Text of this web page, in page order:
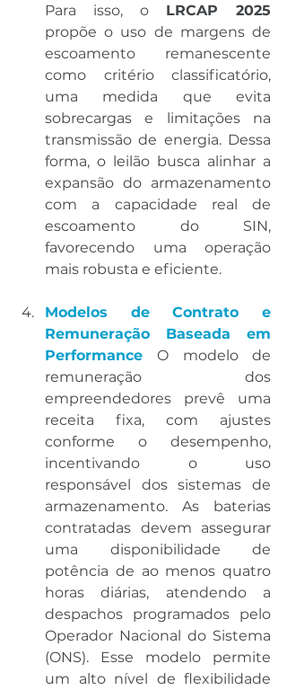
Para isso, o LRCAP 2025
propõe o uso de margens de
escoamento remanescente
como critério classificatório,
uma medida que evita
sobrecargas e limitações na
transmissão de energia. Dessa
forma, o leilão busca alinhar a
expansão do armazenamento
com a capacidade real de
escoamento do SIN,
favorecendo uma operação
mais robusta e eficiente.
Modelos de Contrato e
Remuneração Baseada em
Performance
O modelo de
remuneração dos
empreendedores prevê uma
receita fixa, com ajustes
conforme o desempenho,
incentivando o uso
responsável dos sistemas de
armazenamento. As baterias
contratadas devem assegurar
uma disponibilidade de
potência de ao menos quatro
horas diárias, atendendo a
despachos programados pelo
Operador Nacional do Sistema
(ONS). Esse modelo permite
um alto nível de flexibilidade